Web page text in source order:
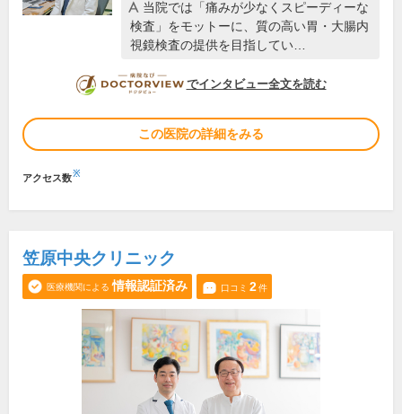
当院では「痛みが少なくスピーディーな
検査」をモットーに、質の高い胃・大腸内
視鏡検査の提供を目指してい…
DOCTORVIEW
でインタビュー全文を読む
この医院の詳細をみる
アクセス数※
笠原中央クリニック
医療機関による 情報認証済み 口コミ 2件